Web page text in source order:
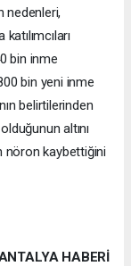
nedenleri,
bin inme
bin yeni inme
belirtilerinden
altını
nöron kaybettiğini
HABERİ